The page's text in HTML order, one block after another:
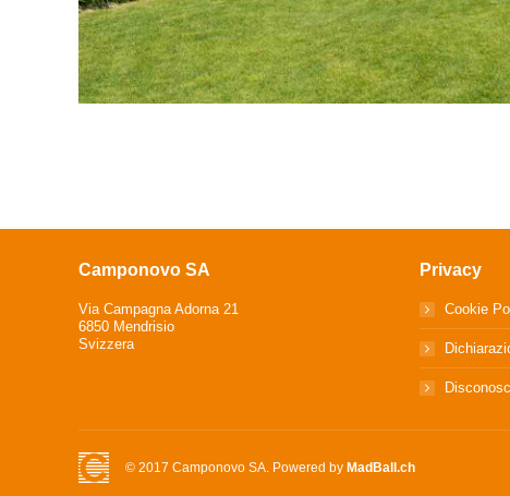
Camponovo SA
Via Campagna Adorna 21
6850 Mendrisio
Svizzera
Privacy
Cookie
© 2017 Camponovo SA. Powered by MadBall.ch